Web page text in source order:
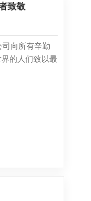
致敬
向所有辛勤
的人们致以最
始于对玻璃